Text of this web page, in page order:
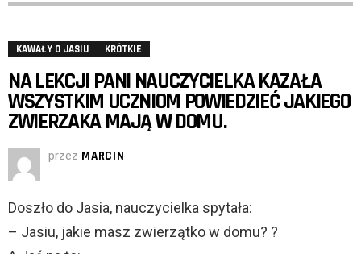
KAWAŁY O JASIU KRÓTKIE
NA LEKCJI PANI NAUCZYCIELKA KAZAŁA
WSZYSTKIM UCZNIOM POWIEDZIEĆ JAKIEGO
ZWIERZAKA MAJĄ W DOMU.
przez MARCIN
Doszło do Jasia, nauczycielka spytała:
– Jasiu, jakie masz zwierzątko w domu? ?